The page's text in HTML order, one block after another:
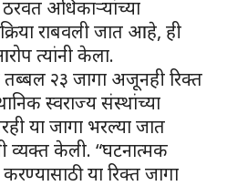
अधिकाऱ्यांच्या
राबवली जात आहे, ही
त्यांनी केला.
२३ जागा अजूनही रिक्त
स्वराज्य संस्थांच्या
या जागा भरल्या जात
व्यक्त केली. “घटनात्मक
या रिक्त जागा